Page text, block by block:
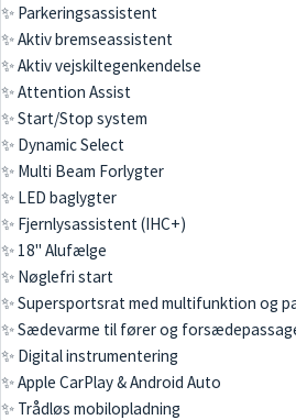
✨ Parkeringsassistent
✨ Aktiv bremseassistent
✨ Aktiv vejskiltegenkendelse
✨ Attention Assist
✨ Start/Stop system
✨ Dynamic Select
✨ Multi Beam Forlygter
✨ LED baglygter
✨ Fjernlysassistent (IHC+)
✨ 18" Alufælge
✨ Nøglefri start
✨ Supersportsrat med multifunktion og
✨ Sædevarme til fører og
✨ Digital instrumentering
✨ Apple CarPlay & Android Auto
✨ Trådløs mobilopladning